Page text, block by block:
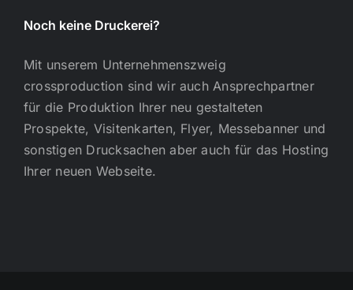
Noch keine Druckerei?
Mit unserem Unternehmenszweig
crossproduction sind wir auch Ansprechpartner
für die Produktion Ihrer neu gestalteten
Prospekte, Visitenkarten, Flyer, Messebanner und
sonstigen Drucksachen aber auch für das Hosting
Ihrer neuen Webseite.